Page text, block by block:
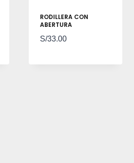
RODILLERA CON
ABERTURA
S/33.00